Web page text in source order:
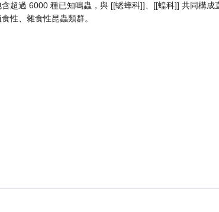
超過 6000 種已知鳴蟲，與 [[蟋蟀科]]、[[蝗科]] 共同構
性、雜食性昆蟲類群。